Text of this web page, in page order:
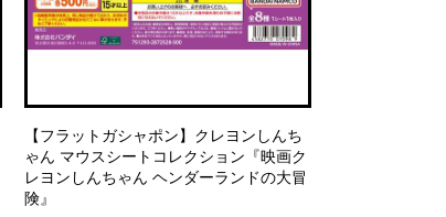
【フラットガシャポン】クレヨンしんち
ゃん マウスシートコレクション『映画ク
レヨンしんちゃん ヘンダーランドの大冒
険』